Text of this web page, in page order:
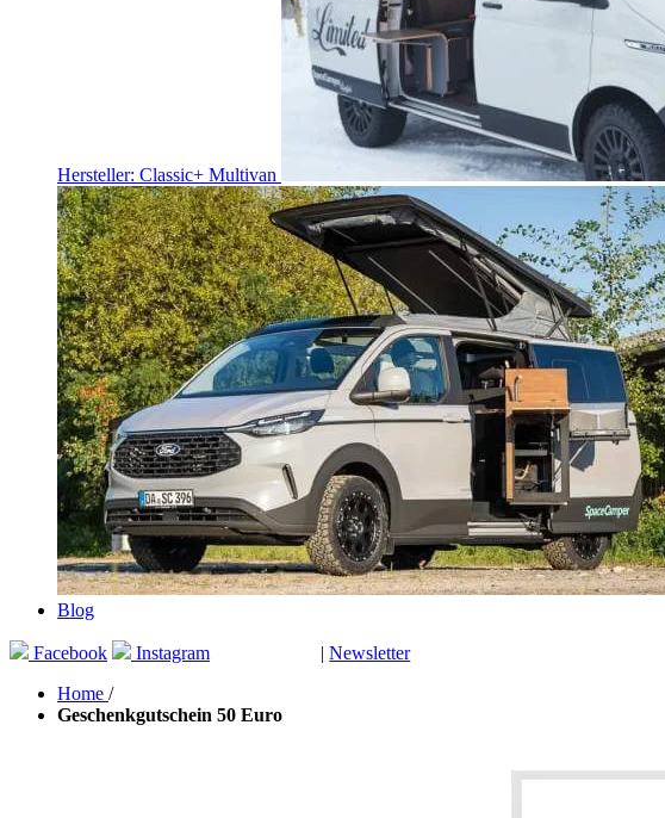
Hersteller: Classic+ Multivan
Blog
Facebook Instagram | Newsletter
Home /
Geschenkgutschein 50 Euro